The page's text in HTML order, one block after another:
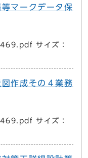
マークデータ保
サイズ：
作成その４業務
サイズ：